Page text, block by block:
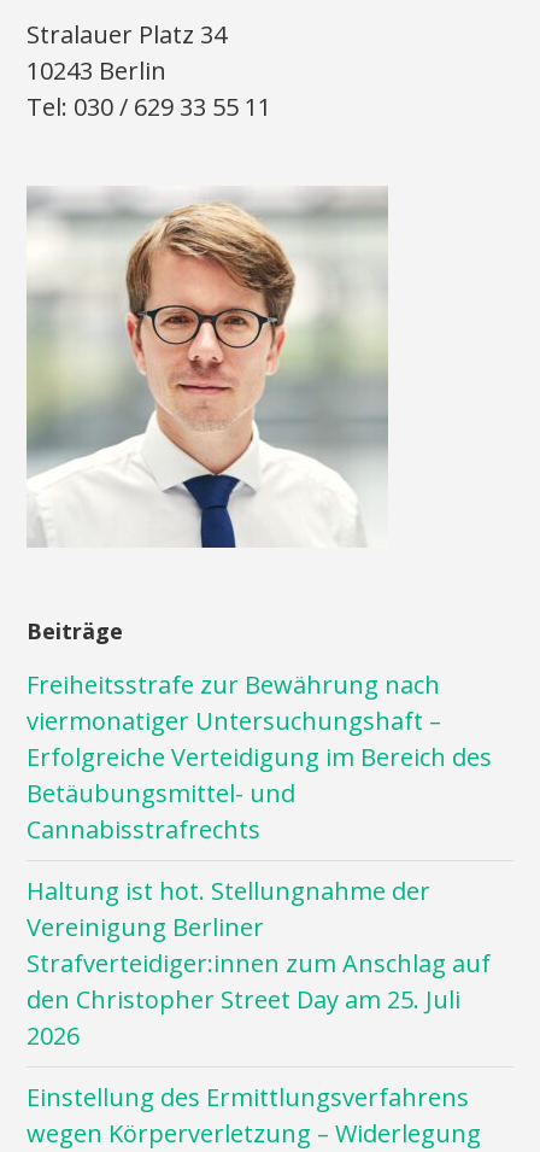
Stralauer Platz 34
10243 Berlin
Tel: 030 / 629 33 55 11
Beiträge
Freiheitsstrafe zur Bewährung nach
viermonatiger Untersuchungshaft –
Erfolgreiche Verteidigung im Bereich des
Betäubungsmittel- und
Cannabisstrafrechts
Haltung ist hot. Stellungnahme der
Vereinigung Berliner
Strafverteidiger:innen zum Anschlag auf
den Christopher Street Day am 25. Juli
2026
Einstellung des Ermittlungsverfahrens
wegen Körperverletzung – Widerlegung